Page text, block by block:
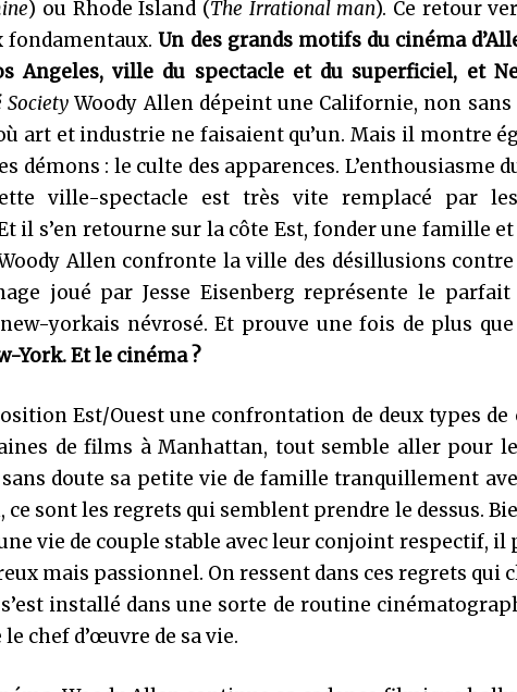
) ou Rhode Island (The Irrational man). Ce retour
fondamentaux.Un des grands motifs du cinéma
Angeles, ville du spectacle et du superficiel, et
SocietyWoody Allen dépeint une Californie, non
art et industrie ne faisaient qu’un. Mais il montre
démons : le culte des apparences. L’enthousiasme
ville-spectacle est très vite remplacé par
il s’en retourne sur la côte Est, fonder une famille et
Allen confronte la ville des désillusions
joué par Jesse Eisenberg représente le
yorkais névrosé. Et prouve une fois de plus
York. Et le cinéma ?
Est/Ouest une confrontation de deux types de
de films à Manhattan, tout semble aller pour
doute sa petite vie de famille tranquillement
ce sont les regrets qui semblent prendre le dessus.
vie de couple stable avec leur conjoint respectif, il
mais passionnel. On ressent dans ces regrets qui
installé dans une sorte de routine
chef d’œuvre de sa vie.